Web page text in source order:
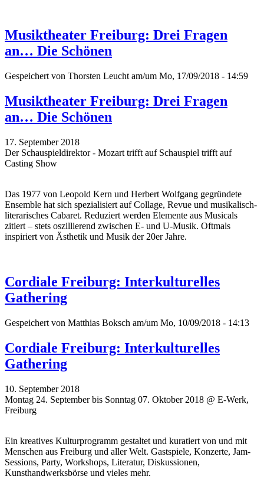
Musiktheater Freiburg: Drei Fragen
an… Die Schönen
Gespeichert von Thorsten Leucht am/um Mo, 17/09/2018 - 14:59
Musiktheater Freiburg: Drei Fragen
an… Die Schönen
17. September 2018
Der Schauspieldirektor - Mozart trifft auf Schauspiel trifft auf
Casting Show
Das 1977 von Leopold Kern und Herbert Wolfgang gegründete
Ensemble hat sich spezialisiert auf Collage, Revue und musikalisch-
literarisches Cabaret. Reduziert werden Elemente aus Musicals
zitiert – stets oszillierend zwischen E- und U-Musik. Oftmals
inspiriert von Ästhetik und Musik der 20er Jahre.
Cordiale Freiburg: Interkulturelles
Gathering
Gespeichert von Matthias Boksch am/um Mo, 10/09/2018 - 14:13
Cordiale Freiburg: Interkulturelles
Gathering
10. September 2018
Montag 24. September bis Sonntag 07. Oktober 2018 @ E-Werk,
Freiburg
Ein kreatives Kulturprogramm gestaltet und kuratiert von und mit
Menschen aus Freiburg und aller Welt. Gastspiele, Konzerte, Jam-
Sessions, Party, Workshops, Literatur, Diskussionen,
Kunsthandwerksbörse und vieles mehr.